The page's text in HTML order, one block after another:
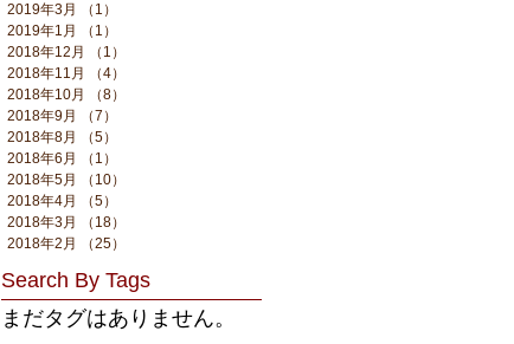
2019年3月 （1）
2019年1月
（1）
2018年12月
（1）
2018年11月
（4）
2018年10月
（8）
2018年9月
（7）
2018年8月
（5）
2018年6月
（1）
2018年5月
（10）
2018年4月
（5）
2018年3月
（18）
2018年2月
（25）
Search By Tags
まだタグはありません。